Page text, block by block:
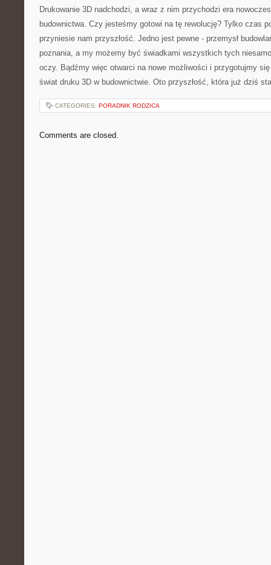
Drukowanie 3D nadchodzi, a wraz z ⁤nim ‌przychodzi era
budownictwa. Czy⁣ jesteśmy⁣ gotowi na tę ⁤rewolucję? Tylko ⁢czas
przyniesie nam przyszłość. Jedno jest pewne ‍- przemysł
poznania, a my możemy być świadkami wszystkich tych
oczy. Bądźmy więc otwarci na nowe możliwości ⁢i przygotujmy⁤
świat druku 3D w budownictwie. Oto przyszłość,​ która już dziś
CATEGORIES: PORADNIK RODZICA
Comments are closed.